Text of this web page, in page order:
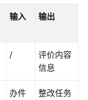
输入 输出
/
评价内容
信息
办件
整改任务